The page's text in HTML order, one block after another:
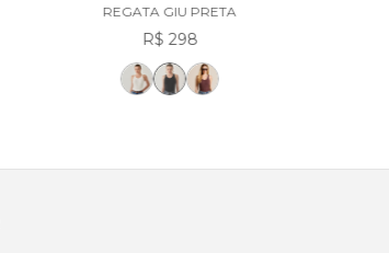
REGATA GIU PRETA
R$ 298